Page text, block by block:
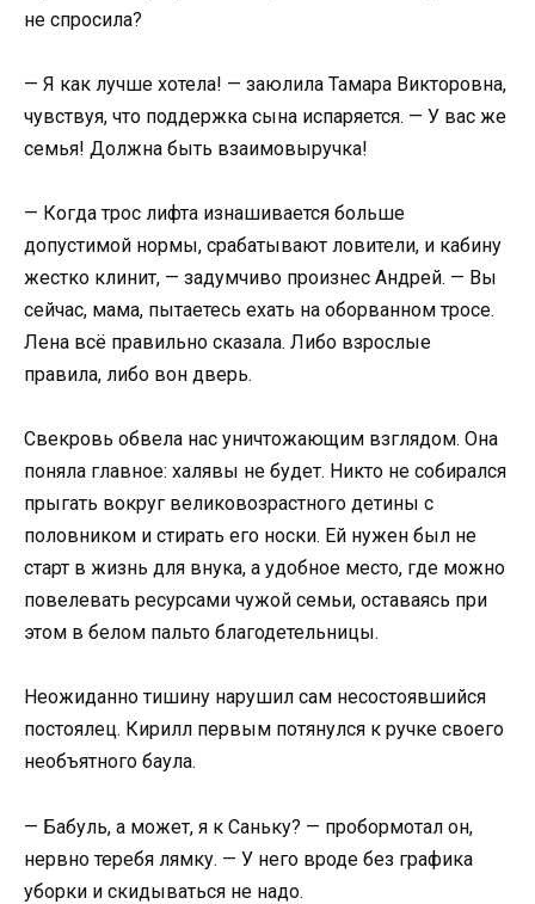
не спросила?
— Я как лучше хотела! — заюлила Тамара Викторовна,
чувствуя, что поддержка сына испаряется. — У вас же
семья! Должна быть взаимовыручка!
— Когда трос лифта изнашивается больше
допустимой нормы, срабатывают ловители, и кабину
жестко клинит, — задумчиво произнес Андрей. — Вы
сейчас, мама, пытаетесь ехать на оборванном тросе.
Лена всё правильно сказала. Либо взрослые
правила, либо вон дверь.
Свекровь обвела нас уничтожающим взглядом. Она
поняла главное: халявы не будет. Никто не собирался
прыгать вокруг великовозрастного детины с
половником и стирать его носки. Ей нужен был не
старт в жизнь для внука, а удобное место, где можно
повелевать ресурсами чужой семьи, оставаясь при
этом в белом пальто благодетельницы.
Неожиданно тишину нарушил сам несостоявшийся
постоялец. Кирилл первым потянулся к ручке своего
необъятного баула.
— Бабуль, а может, я к Саньку? — пробормотал он,
нервно теребя лямку. — У него вроде без графика
уборки и скидываться не надо.